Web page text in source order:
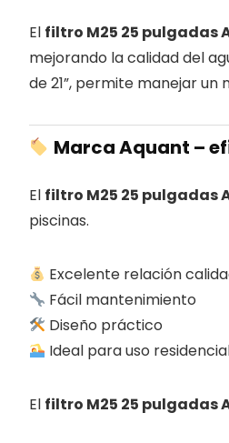
El filtro M25 25 pulgadas
mejorando la calidad del
de 21”, permite manejar
Marca Aquant –
El filtro M25 25 pulgadas
piscinas.
Excelente relación
Fácil mantenimiento
Diseño práctico
Ideal para uso
El filtro M25 25 pulgadas